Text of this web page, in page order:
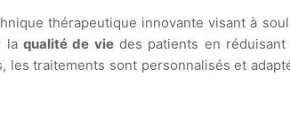
thérapeutique innovante visant à
laqualité de viedes patients en réduisant
traitements sont personnalisés et